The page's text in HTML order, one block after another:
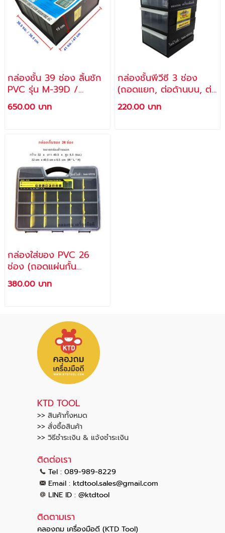
กล่องชั้น 39 ช่อง ลิ้นชัก
PVC รุ่น M-39D /
ALLWAYS
650.00 บาท
กล่องชั้นพีวีซี 3 ช่อง
(ถอดแยก, ต่อด้านบน, ต่อ
ด้านข้างได้) รุ่น M-168D
220.00 บาท
กล่องใส่ของ PVC 26
ช่อง (ถอดแผ่นกั้น
พลาสติกออกได้) รุ่น M-
26
380.00 บาท
KTD TOOL
>> สินค้าทั้งหมด
>> สั่งซื้อสินค้า
>> วิธีชำระเงิน & แจ้งชำระเงิน
ติดต่อเรา
Tel : 089-989-8229
Email : ktdtool.sales@gmail.com
LINE ID : @ktdtool
ติดตามเรา
คลองถม เครื่องมือดี (KTD Tool)